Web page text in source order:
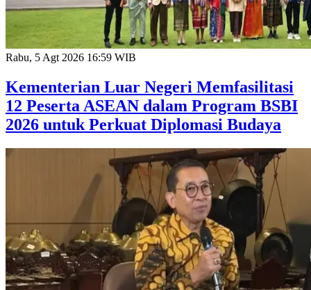
Rabu, 5 Agt 2026 16:59 WIB
Kementerian Luar Negeri Memfasilitasi
12 Peserta ASEAN dalam Program BSBI
2026 untuk Perkuat Diplomasi Budaya